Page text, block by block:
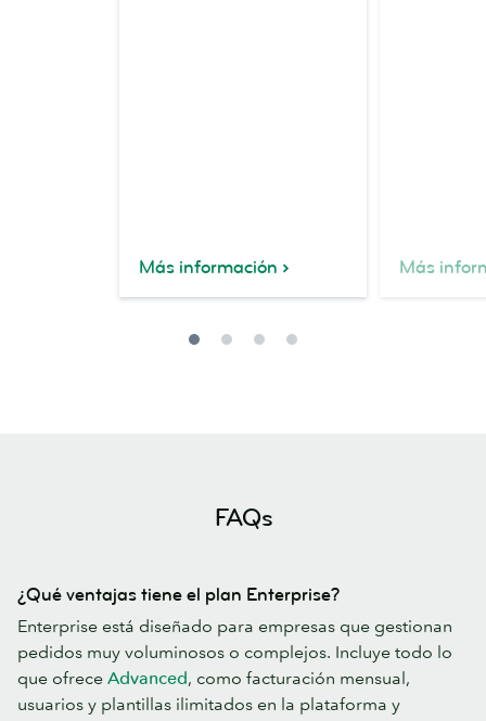
Más información Más
FAQs
¿Qué ventajas tiene el plan Enterprise?
Enterprise está diseñado para empresas que gestionan
pedidos muy voluminosos o complejos. Incluye todo lo
que ofrece Advanced, como facturación mensual,
usuarios y plantillas ilimitados en la plataforma y